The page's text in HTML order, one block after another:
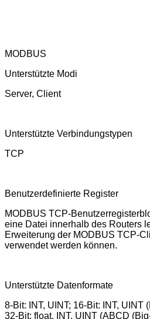
MODBUS
Unterstützte Modi
Server, Client
Unterstützte Verbindungstypen
TCP
Benutzerdefinierte Register
MODBUS TCP-
eine Datei innerhalb des Routers
Erweiterung der MODBUS TCP-
verwendet werden können.
Unterstützte Datenformate
8-Bit: INT, UINT; 16-Bit: INT, UINT
32-Bit: float, INT, UINT (ABCD